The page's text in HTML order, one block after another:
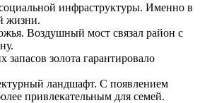
инфраструктуры. Именно в
жизни.
Воздушный мост связал район с
золота гарантировало
ландшафт. С появлением
привлекательным для семей.